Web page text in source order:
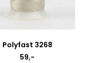
Polyfast 3268
59,-